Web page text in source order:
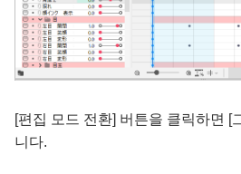
[편집 모드 전환] 버튼을 클릭하면 [
니다.